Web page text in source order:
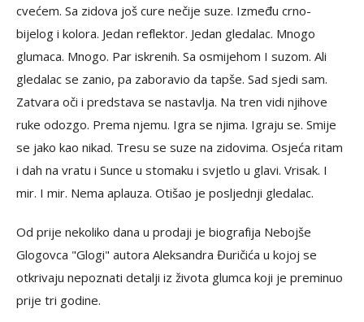
cvećem. Sa zidova još cure nečije suze. Između crno-
bijelog i kolora. Jedan reflektor. Jedan gledalac. Mnogo
glumaca. Mnogo. Par iskrenih. Sa osmijehom I suzom. Ali
gledalac se zanio, pa zaboravio da tapše. Sad sjedi sam.
Zatvara oči i predstava se nastavlja. Na tren vidi njihove
ruke odozgo. Prema njemu. Igra se njima. Igraju se. Smije
se jako kao nikad. Tresu se suze na zidovima. Osjeća ritam
i dah na vratu i Sunce u stomaku i svjetlo u glavi. Vrisak. I
mir. I mir. Nema aplauza. Otišao je posljednji gledalac.
Od prije nekoliko dana u prodaji je biografija Nebojše
Glogovca "Glogi" autora Aleksandra Đuričića u kojoj se
otkrivaju nepoznati detalji iz života glumca koji je preminuo
prije tri godine.